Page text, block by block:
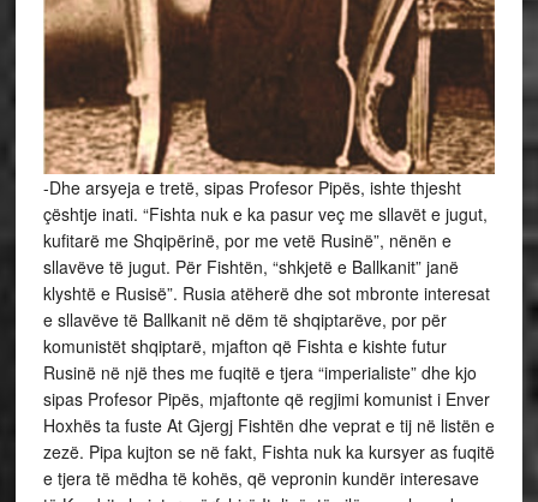
-Dhe arsyeja e tretë, sipas Profesor Pipës, ishte thjesht
çështje inati. “Fishta nuk e ka pasur veç me sllavët e jugut,
kufitarë me Shqipërinë, por me vetë Rusinë”, nënën e
sllavëve të jugut. Për Fishtën, “shkjetë e Ballkanit” janë
klyshtë e Rusisë”. Rusia atëherë dhe sot mbronte interesat
e sllavëve të Ballkanit në dëm të shqiptarëve, por për
komunistët shqiptarë, mjafton që Fishta e kishte futur
Rusinë në një thes me fuqitë e tjera “imperialiste” dhe kjo
sipas Profesor Pipës, mjaftonte që regjimi komunist i Enver
Hoxhës ta fuste At Gjergj Fishtën dhe veprat e tij në listën e
zezë. Pipa kujton se në fakt, Fishta nuk ka kursyer as fuqitë
e tjera të mëdha të kohës, që vepronin kundër interesave